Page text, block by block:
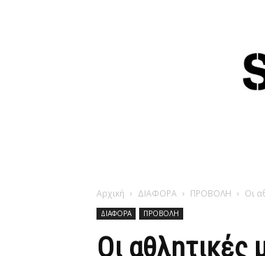
Αρχική ΔΙΑΦΟΡΑ ΠΡΟΒΟΛΗ Οι
ΔΙΑΦΟΡΑ ΠΡΟΒΟΛΗ
Οι αθλητικές